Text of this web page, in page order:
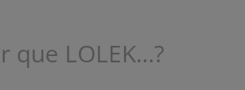
que LOLEK…?